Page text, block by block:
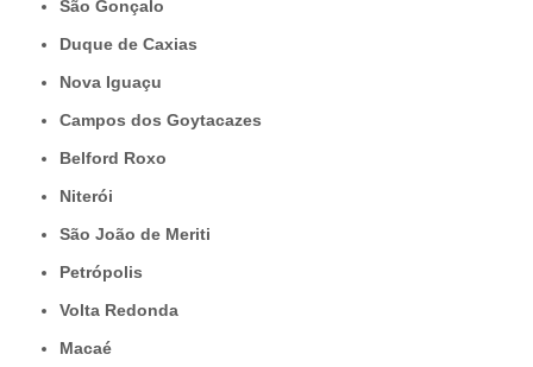
São Gonçalo
Duque de Caxias
Nova Iguaçu
Campos dos Goytacazes
Belford Roxo
Niterói
São João de Meriti
Petrópolis
Volta Redonda
Macaé